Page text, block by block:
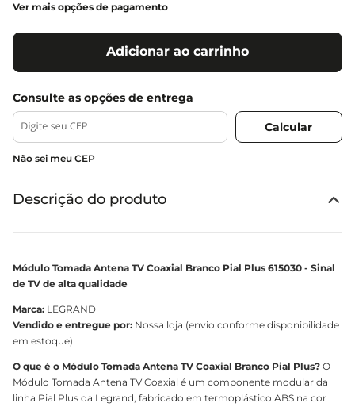
Ver mais opções de pagamento
Adicionar ao carrinho
Não sei meu CEP
Descrição do produto
Módulo Tomada Antena TV Coaxial Branco Pial Plus 615030 - Sinal
de TV de alta qualidade
Marca: LEGRAND
Vendido e entregue por: Nossa loja (envio conforme disponibilidade
em estoque)
O que é o Módulo Tomada Antena TV Coaxial Branco Pial Plus? O
Módulo Tomada Antena TV Coaxial é um componente modular da
linha Pial Plus da Legrand, fabricado em termoplástico ABS na cor